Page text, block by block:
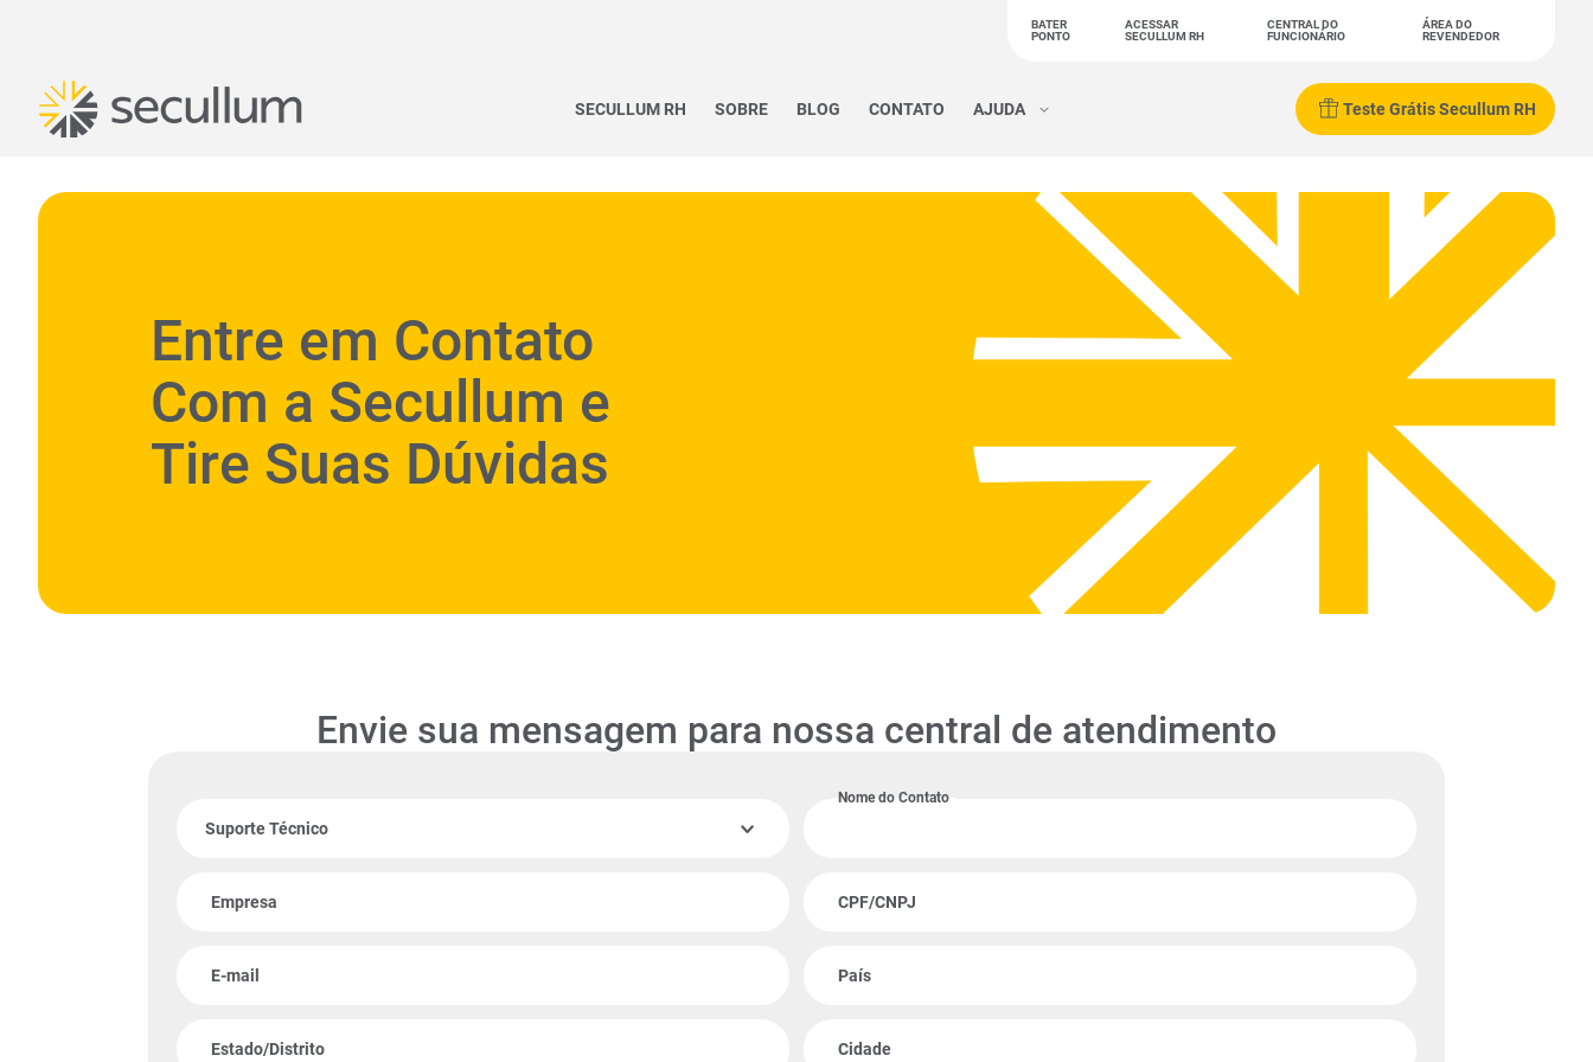
BATER
PONTO
ACESSAR
SECULLUM RH
CENTRAL DO
FUNCIONÁRIO
ÁREA DO
REVENDEDOR
SECULLUM RH SOBRE BLOG CONTATO AJUDA Teste Grátis Secullum RH
Entre em Contato
Com a Secullum e
Tire Suas Dúvidas
Envie sua mensagem para nossa central de atendimento
Suporte Técnico
Nome do Contato
Empresa CPF/CNPJ
E-mail País
Estado/Distrito Cidade